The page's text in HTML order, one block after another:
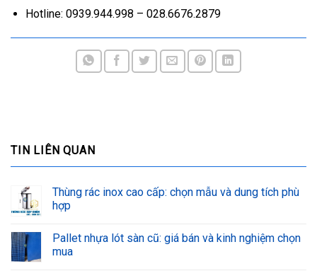
Hotline: 0939.944.998 – 028.6676.2879
TIN LIÊN QUAN
Thùng rác inox cao cấp: chọn mẫu và dung tích phù
hợp
Pallet nhựa lót sàn cũ: giá bán và kinh nghiệm chọn
mua